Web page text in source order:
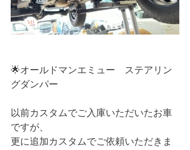
🌟オールドマンエミュー　ステアリン
グダンパー
以前カスタムでご入庫いただいたお車
ですが、
更に追加カスタムでご依頼いただきま